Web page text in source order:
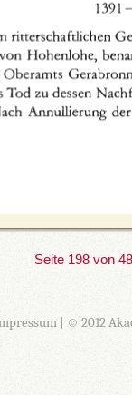
Seite 198 von
| © 2012